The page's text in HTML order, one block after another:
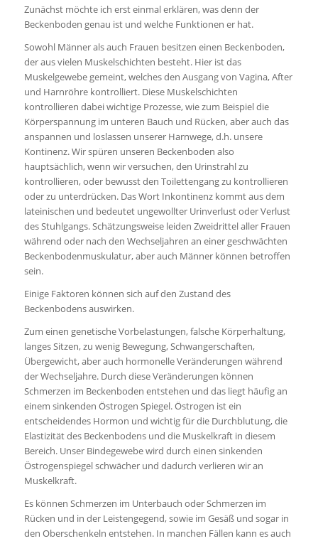
Zunächst möchte ich erst einmal erklären, was denn der
Beckenboden genau ist und welche Funktionen er hat.
Sowohl Männer als auch Frauen besitzen einen Beckenboden,
der aus vielen Muskelschichten besteht. Hier ist das
Muskelgewebe gemeint, welches den Ausgang von Vagina, After
und Harnröhre kontrolliert. Diese Muskelschichten
kontrollieren dabei wichtige Prozesse, wie zum Beispiel die
Körperspannung im unteren Bauch und Rücken, aber auch das
anspannen und loslassen unserer Harnwege, d.h. unsere
Kontinenz. Wir spüren unseren Beckenboden also
hauptsächlich, wenn wir versuchen, den Urinstrahl zu
kontrollieren, oder bewusst den Toilettengang zu kontrollieren
oder zu unterdrücken. Das Wort Inkontinenz kommt aus dem
lateinischen und bedeutet ungewollter Urinverlust oder Verlust
des Stuhlgangs. Schätzungsweise leiden Zweidrittel aller Frauen
während oder nach den Wechseljahren an einer geschwächten
Beckenbodenmuskulatur, aber auch Männer können betroffen
sein.
Einige Faktoren können sich auf den Zustand des
Beckenbodens auswirken.
Zum einen genetische Vorbelastungen, falsche Körperhaltung,
langes Sitzen, zu wenig Bewegung, Schwangerschaften,
Übergewicht, aber auch hormonelle Veränderungen während
der Wechseljahre. Durch diese Veränderungen können
Schmerzen im Beckenboden entstehen und das liegt häufig an
einem sinkenden Östrogen Spiegel. Östrogen ist ein
entscheidendes Hormon und wichtig für die Durchblutung, die
Elastizität des Beckenbodens und die Muskelkraft in diesem
Bereich. Unser Bindegewebe wird durch einen sinkenden
Östrogenspiegel schwächer und dadurch verlieren wir an
Muskelkraft.
Es können Schmerzen im Unterbauch oder Schmerzen im
Rücken und in der Leistengegend, sowie im Gesäß und sogar in
den Oberschenkeln entstehen. In manchen Fällen kann es auch